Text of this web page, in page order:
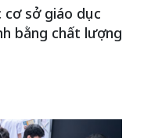
cơ sở giáo dục
bằng chất lượng